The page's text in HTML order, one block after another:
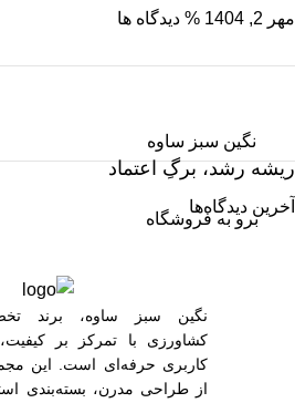
مهر 2, 1404 % دیدگاه ها
نگین سبز ساوه
ریشه رشد، برگِ اعتماد
برو به فروشگاه
آخرین دیدگاه‌ها
نگین سبز ساوه، برند
کشاورزی با تمرکز بر
کاربری حرفه‌ای است. این
از طراحی مدرن، بسته‌بندی